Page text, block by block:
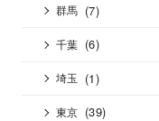
群馬 (7)
千葉 (6)
埼玉 (1)
東京 (39)